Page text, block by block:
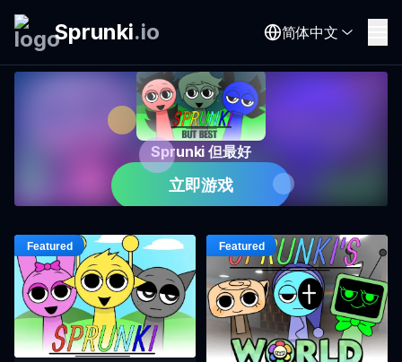
Sprunki.io 简体中文
Sprunki 但最好
立即游戏